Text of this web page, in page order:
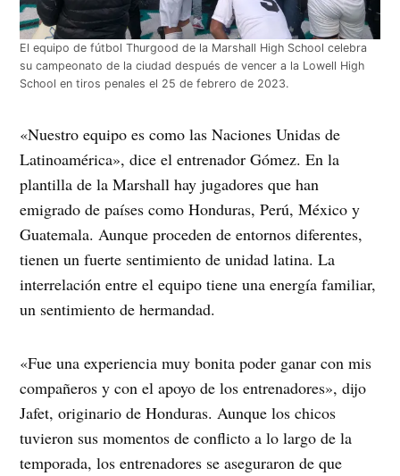
El equipo de fútbol Thurgood de la Marshall High School celebra
su campeonato de la ciudad después de vencer a la Lowell High
School en tiros penales el 25 de febrero de 2023.
«Nuestro equipo es como las Naciones Unidas de
Latinoamérica», dice el entrenador Gómez. En la
plantilla de la Marshall hay jugadores que han
emigrado de países como Honduras, Perú, México y
Guatemala. Aunque proceden de entornos diferentes,
tienen un fuerte sentimiento de unidad latina. La
interrelación entre el equipo tiene una energía familiar,
un sentimiento de hermandad.
«Fue una experiencia muy bonita poder ganar con mis
compañeros y con el apoyo de los entrenadores», dijo
Jafet, originario de Honduras. Aunque los chicos
tuvieron sus momentos de conflicto a lo largo de la
temporada, los entrenadores se aseguraron de que